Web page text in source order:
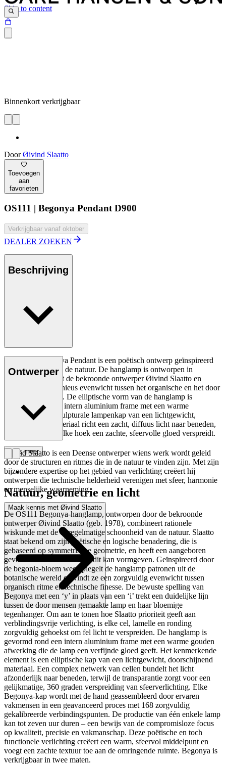
Skip to content
Binnenkort verkrijgbaar
DoorØivind Slaatto
Toevoegen
aan
favorieten
OS111 | Begonya Pendant D900
Verkrijgbaar vanaf oktober
DEALER ZOEKEN
Beschrijving
De OS111 Begonya Pendant is een poëtisch ontwerp geïnspireerd
door de logica van de natuur. De hanglamp is ontworpen in
samenwerking met de bekroonde ontwerper Øivind Slaatto en
bereikt een harmonieus evenwicht tussen het organische en het door
de mens gemaakte. De elliptische vorm van de hanglamp is
gevormd rond een intern aluminium frame met een warme
afwerking. Een sculpturale lampenkap van een lichtgewicht,
doorschijnend materiaal richt een zacht, diffuus licht naar beneden,
terwijl het vanuit elke hoek een zachte, sfeervolle gloed verspreidt.
Lees meer
Ontwerper
Øivind Slaatto is een Deense ontwerper wiens werk wordt geleid
door de structuren en ritmes die in de natuur te vinden zijn. Met zijn
bijzondere expertise op het gebied van verlichting creëert hij
ontwerpen die technische helderheid verenigen met sfeer, harmonie
en menselijke waarneming.
Maak kennis met Øivind Slaatto
Natuur, geometrie en licht
De OS111 Begonya-hanglamp, ontworpen door de bekroonde
ontwerper Øivind Slaatto (geb. 1978), combineert rationele
wiskunde met de onregelmatige schoonheid van de natuur. Slaatto
staat bekend om zijn poëtische en logische benadering, die is
gebaseerd op symmetrische geometrie, en heeft een aangeboren
gevoel voor licht en hoe hij dit kan vormgeven. Geïnspireerd door
de begonia-bloem weerspiegelt de hanglamp patronen uit de
botanische wereld en vindt ze een zorgvuldig evenwicht tussen
organisch ritme en technische finesse. De bewuste spelling van
Begonya met een ‘y’ in plaats van een ‘i’ trekt een duidelijke lijn
tussen de door mensen gemaakte lamp en haar bloemige
tegenhanger. Om aan te tonen hoe Slaatto prioriteit geeft aan
verblindingsvrije verlichting, is elke cel, lamelle en ronding
zorgvuldig gehoekst om fel licht te verspreiden. De hanglamp is
gevormd rond een intern aluminium frame met een warme gouden
afwerking die de lamp een verfijnde gloed geeft. Het kenmerkende
element is een elliptische kap van een lichtgewicht, doorschijnend
materiaal. Een complex netwerk van cellen bundelt het licht
afzonderlijk naar beneden, terwijl de transparantie zorgt voor een
gelijkmatige, 360 graden verspreiding van sfeerverlichting. Elke
Begonya-kap wordt met de hand geassembleerd door ervaren
vakmensen in een geavanceerd proces met 168 zorgvuldig
gekalibreerde verbindingspunten. De productie van één enkele lamp
kan tot zeven uur duren – een bewijs van de compromisloze focus
op kwaliteit, precisie en vakmanschap. Deze poëtische en toch
functionele verlichting creëert een warm, sfeervol middelpunt en
voegt een zachte textuur toe aan de omringende ruimte. Begonya is
verkrijgbaar in twee maten.